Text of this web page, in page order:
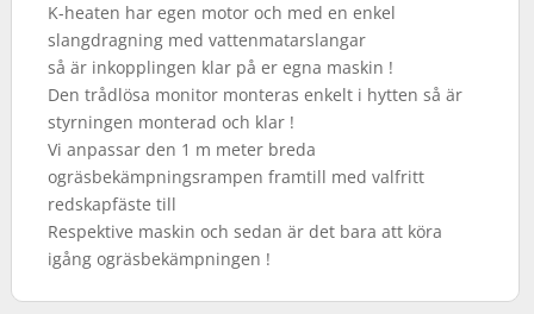
K-heaten har egen motor och med en enkel
slangdragning med vattenmatarslangar
så är inkopplingen klar på er egna maskin !
Den trådlösa monitor monteras enkelt i hytten så är
styrningen monterad och klar !
Vi anpassar den 1 m meter breda
ogräsbekämpningsrampen framtill med valfritt
redskapfäste till
Respektive maskin och sedan är det bara att köra
igång ogräsbekämpningen !